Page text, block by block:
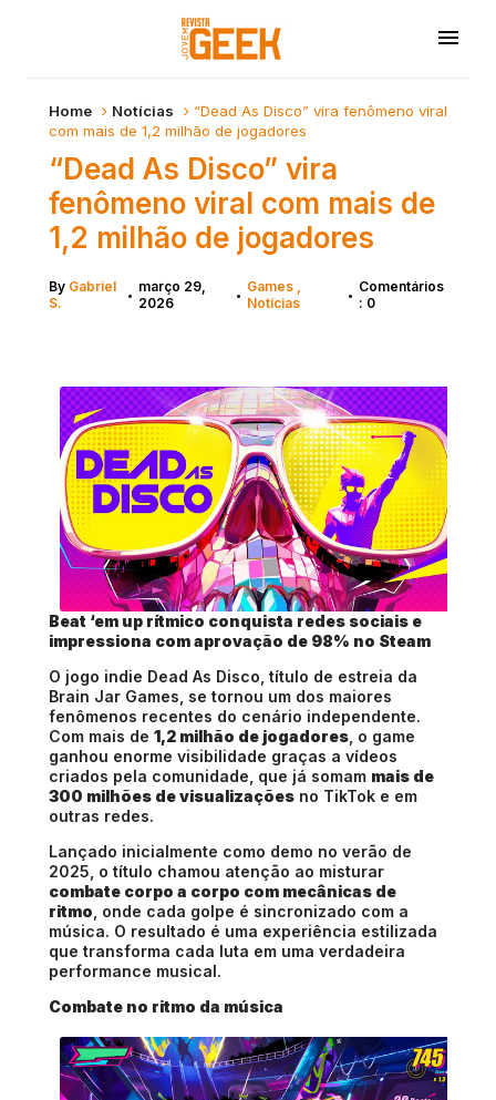
Home Notícias
“Dead As Disco” vira fenômeno viral
com mais de 1,2 milhão de jogadores
“Dead As Disco” vira
fenômeno viral com mais de
1,2 milhão de jogadores
By Gabriel
S.
• março 29,
2026
• Games
Notícias
• Comentários
: 0
Beat ‘em up rítmico conquista redes sociais e
impressiona com aprovação de 98% no Steam
O jogo indie Dead As Disco , título de estreia da
Brain Jar Games , se tornou um dos maiores
fenômenos recentes do cenário independente.
Com mais de 1,2 milhão de jogadores , o game
ganhou enorme visibilidade graças a vídeos
criados pela comunidade, que já somam mais de
300 milhões de visualizações no TikTok e em
outras redes.
Lançado inicialmente como demo no verão de
2025, o título chamou atenção ao misturar
combate corpo a corpo com mecânicas de
ritmo , onde cada golpe é sincronizado com a
música. O resultado é uma experiência estilizada
que transforma cada luta em uma verdadeira
performance musical.
Combate no ritmo da música